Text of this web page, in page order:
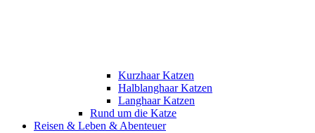
Kurzhaar Katzen
Halblanghaar Katzen
Langhaar Katzen
Rund um die Katze
Reisen & Leben & Abenteuer